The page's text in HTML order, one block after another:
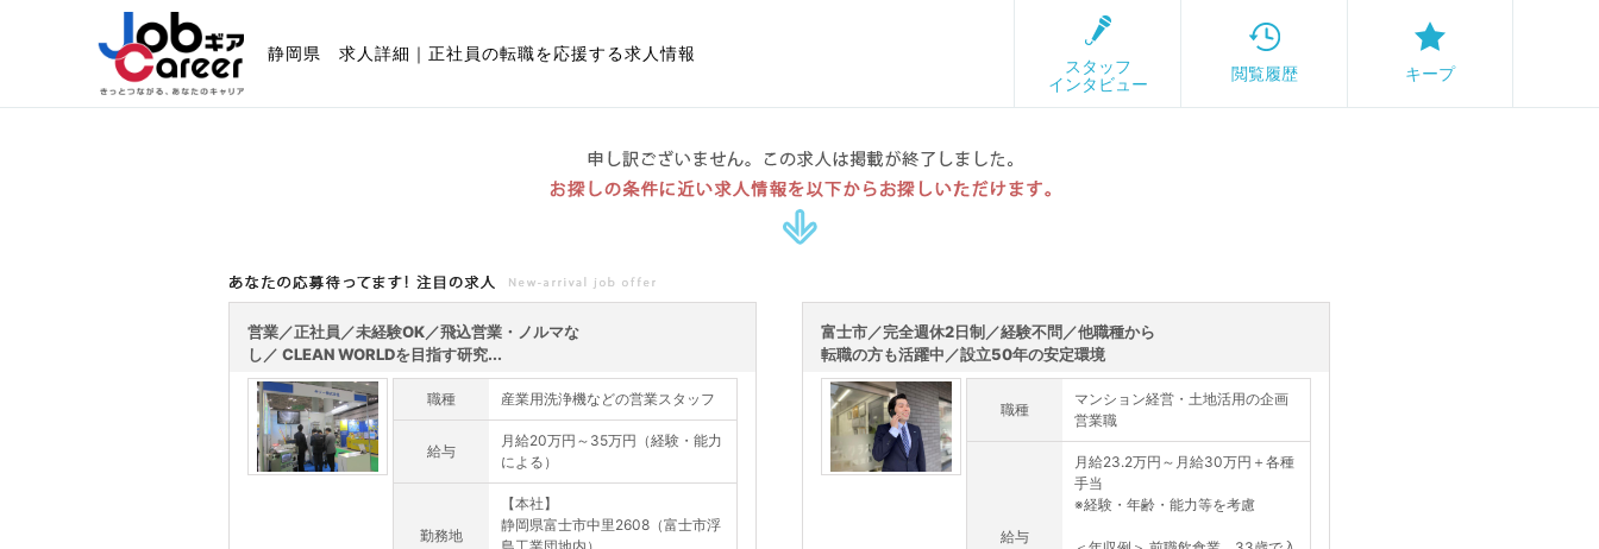
静岡県 求人詳細｜正社員の転職を応援する求人情報
スタッフ
インタビュー
閲覧履歴 キープ
あなたの応募待ってます!注目の求人
営業／正社員／未経験OK／飛込営業・ノルマな
し／ CLEAN WORLDを目指す研究...
職種 産業用洗浄機などの営業スタッフ
給与
月給20万円～35万円（経験・能力
による）
勤務地
【本社】
静岡県富士市中里2608（富士市浮
富士市／完全週休2日制／経験不問／他職種から
転職の方も活躍中／設立50年の安定環境
職種
マンション経営・土地活用の企画
営業職
給与
月給23.2万円～月給30万円＋各種
手当
※経験・年齢・能力等を考慮